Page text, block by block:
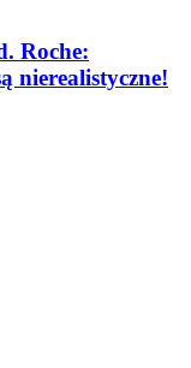
Roche:
nierealistyczne!